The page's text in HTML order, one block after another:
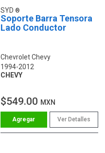
SYD
Soporte Barra Tensora
Lado Conductor
Chevrolet Chevy
1994-2012
CHEVY
$549.00 MXN
Ver Detalles